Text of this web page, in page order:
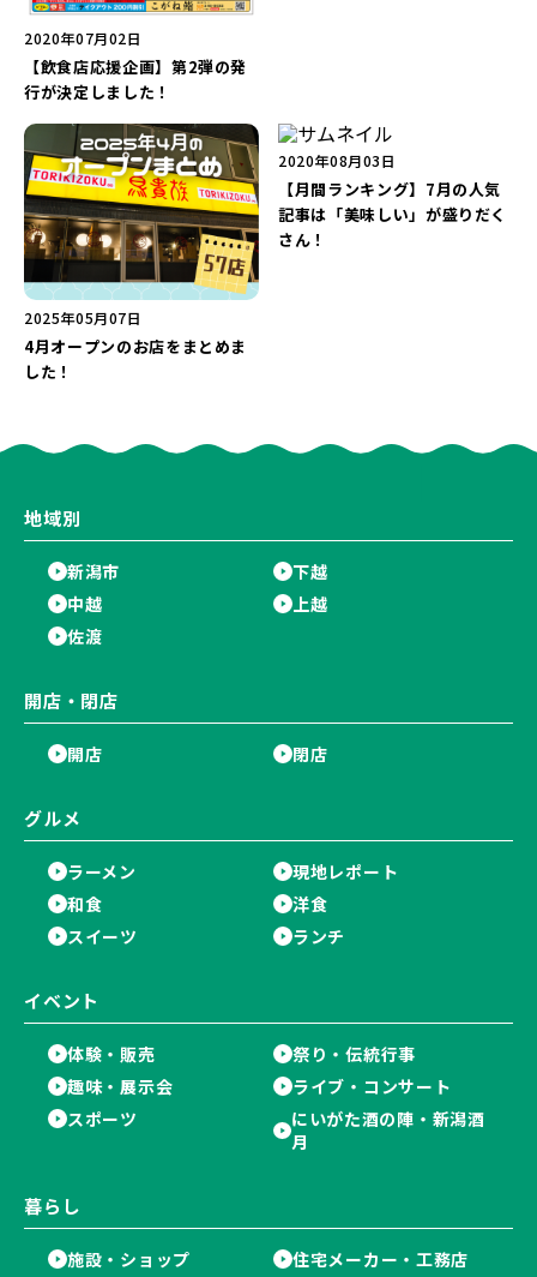
2020年07月02日
【飲食店応援企画】第2弾の発
行が決定しました！
2025年05月07日
4月オープンのお店をまとめま
した！
2020年08月03日
【月間ランキング】7月の人気
記事は「美味しい」が盛りだく
さん！
地域別
新潟市
下越
中越
上越
佐渡
開店・閉店
開店 閉店
グルメ
ラーメン
現地レポート
和食
洋食
スイーツ
ランチ
イベント
体験・販売
祭り・伝統行事
趣味・展示会
ライブ・コンサート
スポーツ
にいがた酒の陣・新潟酒
月
暮らし
施設・ショップ
住宅メーカー・工務店